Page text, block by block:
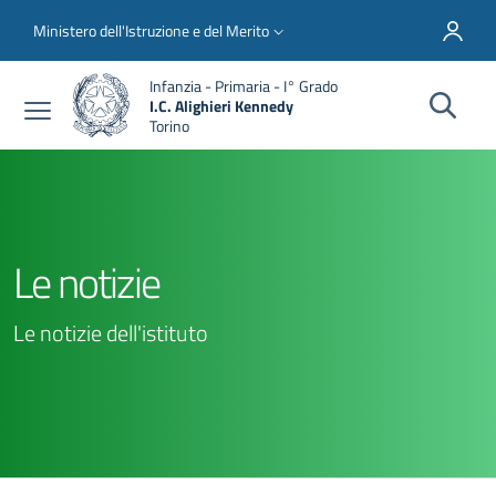
Slim top
Ministero dell'Istruzione e del Merito
Infanzia - Primaria - I° Grado
I.C. Alighieri Kennedy
Torino
Le notizie
Le notizie dell'istituto